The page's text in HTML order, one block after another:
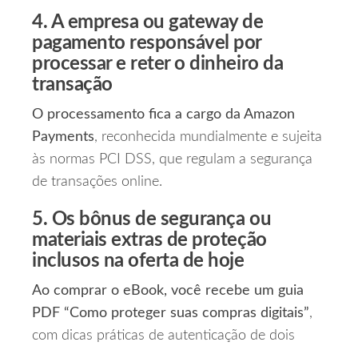
4. A empresa ou gateway de
pagamento responsável por
processar e reter o dinheiro da
transação
O processamento fica a cargo da Amazon
Payments, reconhecida mundialmente e sujeita
às normas PCI DSS, que regulam a segurança
de transações online.
5. Os bônus de segurança ou
materiais extras de proteção
inclusos na oferta de hoje
Ao comprar o eBook, você recebe um guia
PDF “Como proteger suas compras digitais”,
com dicas práticas de autenticação de dois